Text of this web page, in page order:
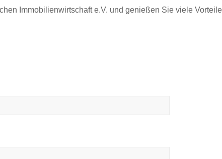
Immobilienwirtschaft e.V. und genießen Sie viele